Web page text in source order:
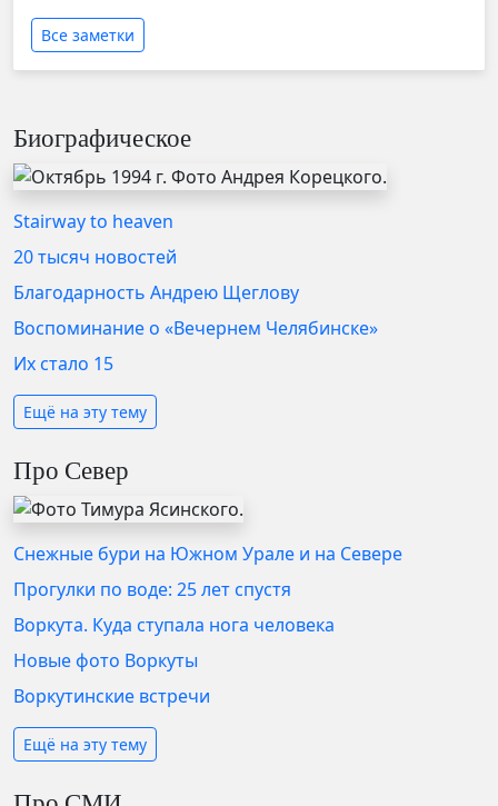
Все заметки
Биографическое
Stairway to heaven
20 тысяч новостей
Благодарность Андрею Щеглову
Воспоминание о «Вечернем Челябинске»
Их стало 15
Ещё на эту тему
Про Север
Снежные бури на Южном Урале и на Севере
Прогулки по воде: 25 лет спустя
Воркута. Куда ступала нога человека
Новые фото Воркуты
Воркутинские встречи
Ещё на эту тему